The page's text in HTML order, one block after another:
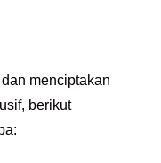
menciptakan
berikut